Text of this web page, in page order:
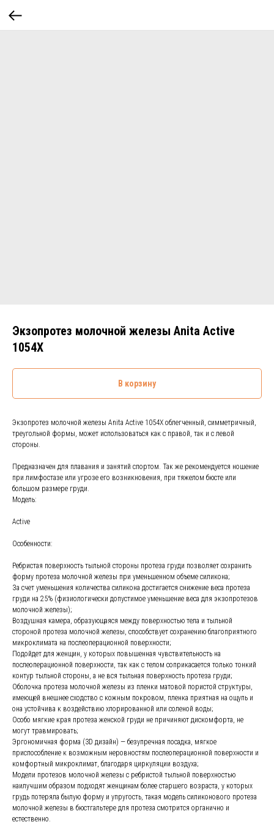
Экзопротез молочной железы Anita Active
1054X
В корзину
Экзопротез молочной железы Anita Active 1054X облегченный, симметричный,
треугольной формы, может использоваться как с правой, так и с левой
стороны.
Предназначен для плавания и занятий спортом. Так же рекомендуется ношение
при лимфостазе или угрозе его возникновения, при тяжелом бюсте или
большом размере груди.
Модель:
Active
Особенности:
Ребристая поверхность тыльной стороны протеза груди позволяет сохранить
форму протеза молочной железы при уменьшенном объеме силикона;
За счет уменьшения количества силикона достигается снижение веса протеза
груди на 25% (физиологически допустимое уменьшение веса для экзопротезов
молочной железы);
Воздушная камера, образующаяся между поверхностью тела и тыльной
стороной протеза молочной железы, способствует сохранению благоприятного
микроклимата на послеоперационной поверхности;
Подойдет для женщин, у которых повышенная чувствительность на
послеоперационной поверхности, так как с телом соприкасается только тонкий
контур тыльной стороны, а не вся тыльная поверхность протеза груди;
Оболочка протеза молочной железы из пленки матовой пористой структуры,
имеющей внешнее сходство с кожным покровом, пленка приятная на ощупь и
она устойчива к воздействию хлорированной или соленой воды;
Особо мягкие края протеза женской груди не причиняют дискомфорта, не
могут травмировать;
Эргономичная форма (3D дизайн) — безупречная посадка, мягкое
приспособление к возможным неровностям послеоперационной поверхности и
комфортный микроклимат, благодаря циркуляции воздуха;
Модели протезов молочной железы с ребристой тыльной поверхностью
наилучшим образом подходят женщинам более старшего возраста, у которых
грудь потеряла былую форму и упругость, такая модель силиконового протеза
молочной железы в бюстгальтере для протеза смотрится органично и
естественно.